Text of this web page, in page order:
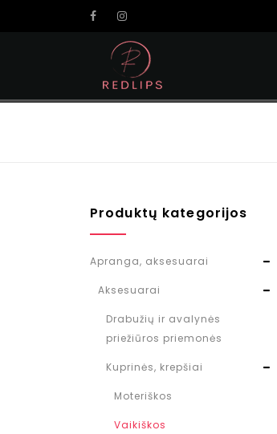
Produktų kategorijos
Apranga, aksesuarai
Aksesuarai
Drabužių ir avalynės
priežiūros priemonės
Kuprinės, krepšiai
Moteriškos
Vaikiškos